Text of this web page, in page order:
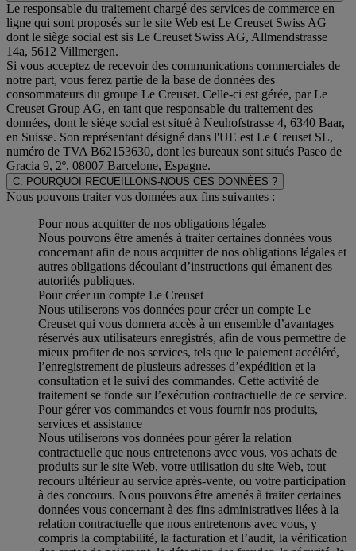
Le responsable du traitement chargé des services de commerce en
ligne qui sont proposés sur le site Web est Le Creuset Swiss AG
dont le siège social est sis Le Creuset Swiss AG, Allmendstrasse
14a, 5612 Villmergen.
Si vous acceptez de recevoir des communications commerciales de
notre part, vous ferez partie de la base de données des
consommateurs du groupe Le Creuset. Celle-ci est gérée, par Le
Creuset Group AG, en tant que responsable du traitement des
données, dont le siège social est situé à Neuhofstrasse 4, 6340 Baar,
en Suisse. Son représentant désigné dans l'UE est Le Creuset SL,
numéro de TVA B62153630, dont les bureaux sont situés Paseo de
Gracia 9, 2º, 08007 Barcelone, Espagne.
C. POURQUOI RECUEILLONS-NOUS CES DONNÉES ?
Nous pouvons traiter vos données aux fins suivantes :
Pour nous acquitter de nos obligations légales
Nous pouvons être amenés à traiter certaines données vous
concernant afin de nous acquitter de nos obligations légales et
autres obligations découlant d’instructions qui émanent des
autorités publiques.
Pour créer un compte Le Creuset
Nous utiliserons vos données pour créer un compte Le
Creuset qui vous donnera accès à un ensemble d’avantages
réservés aux utilisateurs enregistrés, afin de vous permettre de
mieux profiter de nos services, tels que le paiement accéléré,
l’enregistrement de plusieurs adresses d’expédition et la
consultation et le suivi des commandes. Cette activité de
traitement se fonde sur l’exécution contractuelle de ce service.
Pour gérer vos commandes et vous fournir nos produits,
services et assistance
Nous utiliserons vos données pour gérer la relation
contractuelle que nous entretenons avec vous, vos achats de
produits sur le site Web, votre utilisation du site Web, tout
recours ultérieur au service après-vente, ou votre participation
à des concours. Nous pouvons être amenés à traiter certaines
données vous concernant à des fins administratives liées à la
relation contractuelle que nous entretenons avec vous, y
compris la comptabilité, la facturation et l’audit, la vérification